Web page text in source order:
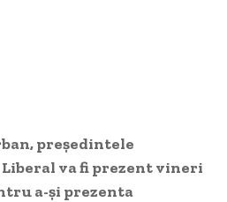
președintele
va fi prezent vineri
a-și prezenta